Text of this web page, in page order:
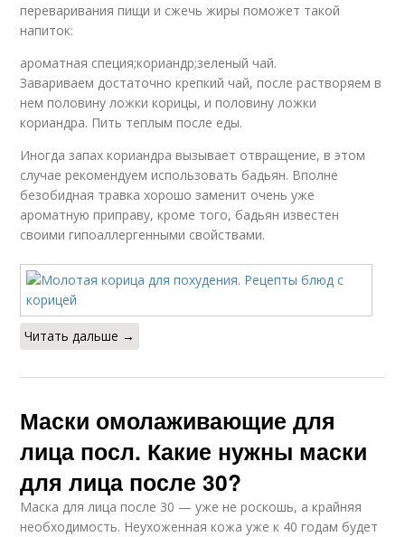
переваривания пищи и сжечь жиры поможет такой
напиток:
ароматная специя;кориандр;зеленый чай.
Завариваем достаточно крепкий чай, после растворяем в
нем половину ложки корицы, и половину ложки
кориандра. Пить теплым после еды.
Иногда запах кориандра вызывает отвращение, в этом
случае рекомендуем использовать бадьян. Вполне
безобидная травка хорошо заменит очень уже
ароматную приправу, кроме того, бадьян известен
своими гипоаллергенными свойствами.
Читать дальше →
Маски омолаживающие для
лица посл. Какие нужны маски
для лица после 30?
Маска для лица после 30 — уже не роскошь, а крайняя
необходимость. Неухоженная кожа уже к 40 годам будет